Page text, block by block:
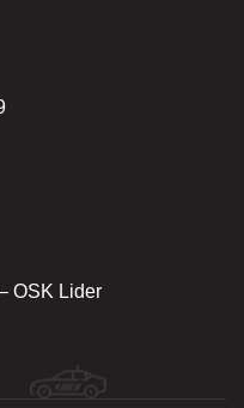
OSK Lider